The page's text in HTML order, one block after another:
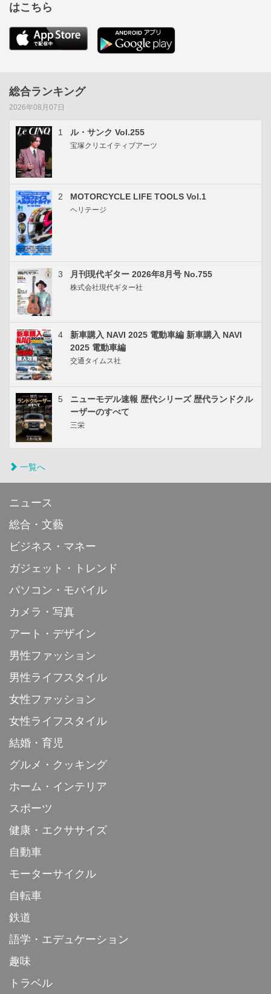
はこちら
総合ランキング
2026年08月07日
1 ル・サンク Vol.255
宝塚クリエイティブアーツ
2 MOTORCYCLE LIFE TOOLS Vol.1
ヘリテージ
3 月刊現代ギター 2026年8月号 No.755
株式会社現代ギター社
4
新車購入 NAVI 2025 電動車編 新車購入 NAVI
2025 電動車編
交通タイムス社
5
ニューモデル速報 歴代シリーズ 歴代ランドクル
ーザーのすべて
三栄
一覧へ
ニュース
総合・文藝
ビジネス・マネー
ガジェット・トレンド
パソコン・モバイル
カメラ・写真
アート・デザイン
男性ファッション
男性ライフスタイル
女性ファッション
女性ライフスタイル
結婚・育児
グルメ・クッキング
ホーム・インテリア
スポーツ
健康・エクササイズ
自動車
モーターサイクル
自転車
鉄道
語学・エデュケーション
趣味
トラベル